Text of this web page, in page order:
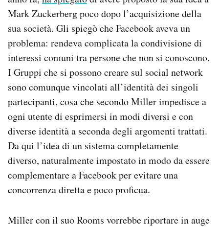
Mark Zuckerberg poco dopo l’acquisizione della
sua società. Gli spiegò che Facebook aveva un
problema: rendeva complicata la condivisione di
interessi comuni tra persone che non si conoscono.
I Gruppi che si possono creare sul social network
sono comunque vincolati all’identità dei singoli
partecipanti, cosa che secondo Miller impedisce a
ogni utente di esprimersi in modi diversi e con
diverse identità a seconda degli argomenti trattati.
Da qui l’idea di un sistema completamente
diverso, naturalmente impostato in modo da essere
complementare a Facebook per evitare una
concorrenza diretta e poco proficua.
Miller con il suo Rooms vorrebbe riportare in auge